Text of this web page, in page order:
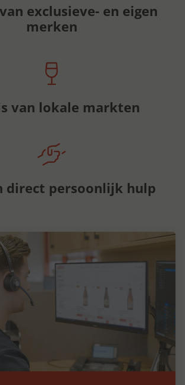
exclusieve- en eigen
merken
van lokale markten
direct persoonlijk hulp